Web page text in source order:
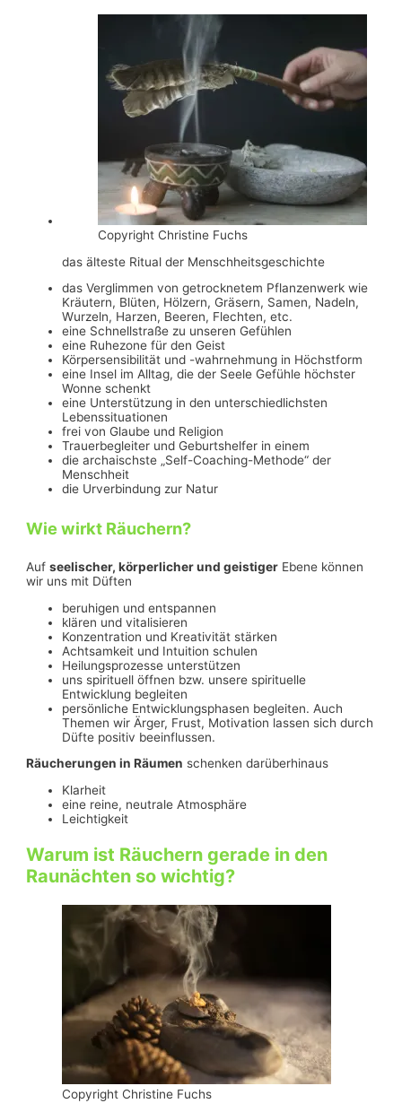
Copyright Christine Fuchs
das älteste Ritual der Menschheitsgeschichte
das Verglimmen von getrocknetem Pflanzenwerk wie
Kräutern, Blüten, Hölzern, Gräsern, Samen, Nadeln,
Wurzeln, Harzen, Beeren, Flechten, etc.
eine Schnellstraße zu unseren Gefühlen
eine Ruhezone für den Geist
Körpersensibilität und -wahrnehmung in Höchstform
eine Insel im Alltag, die der Seele Gefühle höchster
Wonne schenkt
eine Unterstützung in den unterschiedlichsten
Lebenssituationen
frei von Glaube und Religion
Trauerbegleiter und Geburtshelfer in einem
die archaischste „Self-Coaching-Methode“ der
Menschheit
die Urverbindung zur Natur
Wie wirkt Räuchern?
Aufseelischer, körperlicher und geistiger Ebene können
wir uns mit Düften
beruhigen und entspannen
klären und vitalisieren
Konzentration und Kreativität stärken
Achtsamkeit und Intuition schulen
Heilungsprozesse unterstützen
uns spirituell öffnen bzw. unsere spirituelle
Entwicklung begleiten
persönliche Entwicklungsphasen begleiten. Auch
Themen wir Ärger, Frust, Motivation lassen sich durch
Düfte positiv beeinflussen.
Räucherungen in Räumen schenken darüberhinaus
Klarheit
eine reine, neutrale Atmosphäre
Leichtigkeit
Warum ist Räuchern gerade in den
Raunächten so wichtig?
Copyright Christine Fuchs